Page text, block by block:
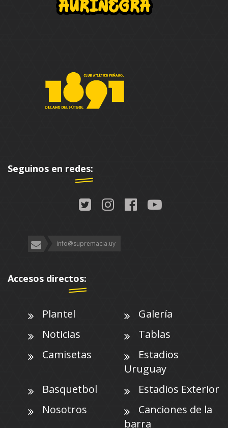
Seguinos en redes:
info@supremacia.uy
Accesos directos:
Plantel
Galería
Noticias
Tablas
Camisetas
Estadios
Uruguay
Basquetbol
Estadios Exterior
Nosotros
Canciones de la
barra